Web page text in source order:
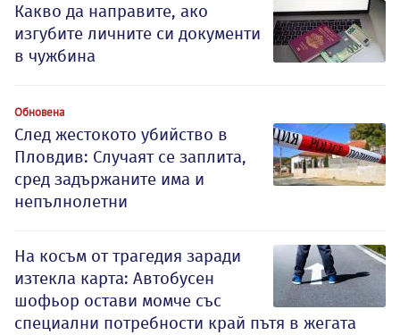
Какво да направите, ако
изгубите личните си документи
в чужбина
Обновена
След жестокото убийство в
Пловдив: Случаят се заплита,
сред задържаните има и
непълнолетни
На косъм от трагедия заради
изтекла карта: Автобусен
шофьор остави момче със
специални потребности край пътя в жегата